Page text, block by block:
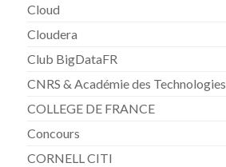
Cloud
Cloudera
Club BigDataFR
CNRS & Académie des Technologies
COLLEGE DE FRANCE
Concours
CORNELL CITI